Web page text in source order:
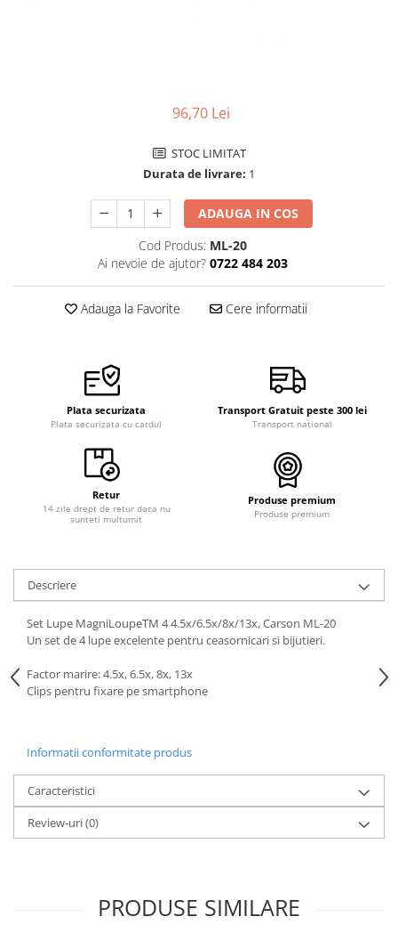
Curele Apple Watch
Curele metalice
Curele militare
Curele piele
Curele Samsung Watch
Curele textile
Handmade / Bijutieri
Ciocane Miniatura
Clesti Miniatura
Curatare Bijuterii
Dispozitive Bratari
Dispozitive Inele
Dispozitive Margelit
Mandrine si Burghie
Menghine
Modelarea Metalului
Nicovale si Suporti
96,70 Lei
STOC LIMITAT
Durata de livrare: 1
ADAUGA IN COS
Cod Produs: ML-20
Ai nevoie de ajutor? 0722 484 203
Adauga la Favorite Cere informatii
Plata securizata
Plata securizata cu cardul
Transport Gratuit peste 300 lei
Transport national
Retur
14 zile drept de retur daca nu
sunteti multumit
Produse premium
Produse premium
Descriere
Set Lupe MagniLoupeTM 4 4.5x/6.5x/8x/13x, Carson ML-20
Un set de 4 lupe excelente pentru ceasornicari si bijutieri.
Factor marire: 4.5x, 6.5x, 8x, 13x
Clips pentru fixare pe smartphone
Informatii conformitate produs
Caracteristici
Review-uri(0)
PRODUSE SIMILARE